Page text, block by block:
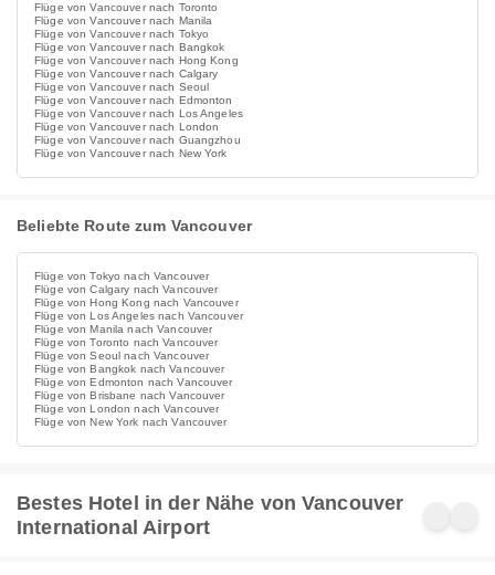
Flüge von Vancouver nach Toronto
Flüge von Vancouver nach Manila
Flüge von Vancouver nach Tokyo
Flüge von Vancouver nach Bangkok
Flüge von Vancouver nach Hong Kong
Flüge von Vancouver nach Calgary
Flüge von Vancouver nach Seoul
Flüge von Vancouver nach Edmonton
Flüge von Vancouver nach Los Angeles
Flüge von Vancouver nach London
Flüge von Vancouver nach Guangzhou
Flüge von Vancouver nach New York
Beliebte Route zum Vancouver
Flüge von Tokyo nach Vancouver
Flüge von Calgary nach Vancouver
Flüge von Hong Kong nach Vancouver
Flüge von Los Angeles nach Vancouver
Flüge von Manila nach Vancouver
Flüge von Toronto nach Vancouver
Flüge von Seoul nach Vancouver
Flüge von Bangkok nach Vancouver
Flüge von Edmonton nach Vancouver
Flüge von Brisbane nach Vancouver
Flüge von London nach Vancouver
Flüge von New York nach Vancouver
Bestes Hotel in der Nähe von Vancouver
International Airport